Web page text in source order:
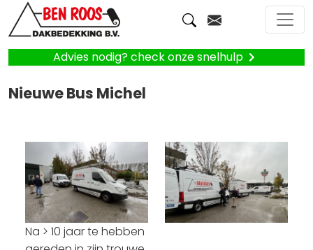
Advies nodig? check onze snelhulp
Nieuwe Bus Michel
Na > 10 jaar te hebben